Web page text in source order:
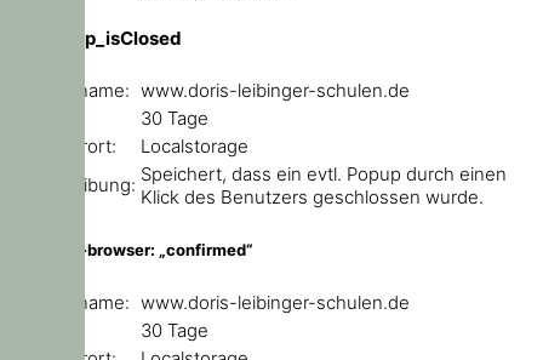
ce_popup_isClosed
Domainname: www.doris-leibinger-schulen.de
30 Tage
Speicherort:
Localstorage
Beschreibung: Speichert, dass ein evtl. Popup durch einen
Klick des Benutzers geschlossen wurde.
outdated-browser: „confirmed“
Domainname: www.doris-leibinger-schulen.de
30 Tage